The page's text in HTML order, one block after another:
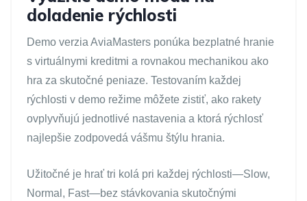
doladenie rýchlosti
Demo verzia AviaMasters ponúka bezplatné hranie
s virtuálnymi kreditmi a rovnakou mechanikou ako
hra za skutočné peniaze. Testovaním každej
rýchlosti v demo režime môžete zistiť, ako rakety
ovplyvňujú jednotlivé nastavenia a ktorá rýchlosť
najlepšie zodpovedá vášmu štýlu hrania.
Užitočné je hrať tri kolá pri každej rýchlosti—Slow,
Normal, Fast—bez stávkovania skutočnými